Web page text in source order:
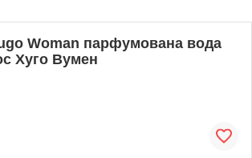
Woman парфумована вода
Хуго Вумен